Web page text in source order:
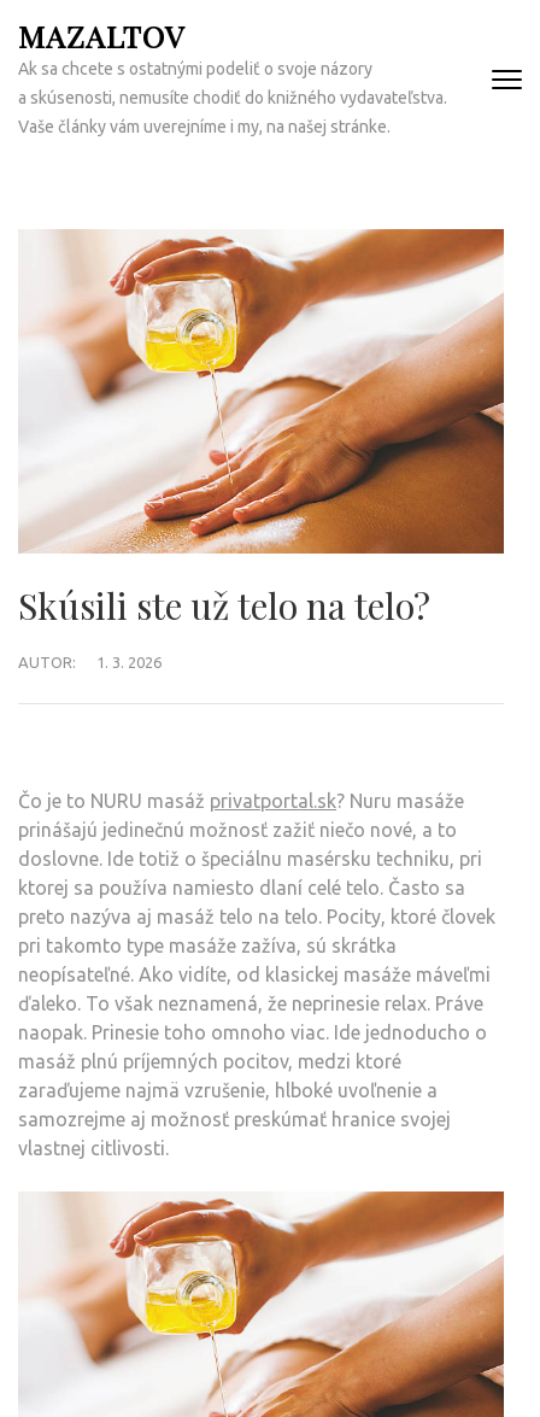
na
obsah
(Enter)
MAZALTOV
Ak sa chcete s ostatnými podeliť o svoje názory
a skúsenosti, nemusíte chodiť do knižného vydavateľstva.
Vaše články vám uverejníme i my, na našej stránke.
Skúsili ste už telo na telo?
AUTOR: 1. 3. 2026
Čo je to NURU masáž privatportal.sk? Nuru masáže
prinášajú jedinečnú možnosť zažiť niečo nové, a to
doslovne. Ide totiž o špeciálnu masérsku techniku, pri
ktorej sa používa namiesto dlaní celé telo. Často sa
preto nazýva aj masáž telo na telo. Pocity, ktoré človek
pri takomto type masáže zažíva, sú skrátka
neopísateľné. Ako vidíte, od klasickej masáže máveľmi
ďaleko. To však neznamená, že neprinesie relax. Práve
naopak. Prinesie toho omnoho viac. Ide jednoducho o
masáž plnú príjemných pocitov, medzi ktoré
zaraďujeme najmä vzrušenie, hlboké uvoľnenie a
samozrejme aj možnosť preskúmať hranice svojej
vlastnej citlivosti.